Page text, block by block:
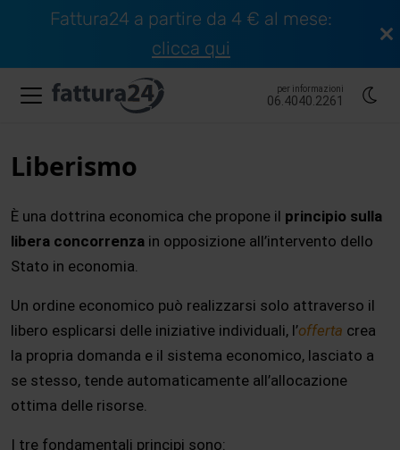
Fattura24 a partire da 4 € al mese:
clicca qui
per informazioni
06.4040.2261
Liberismo
È una dottrina economica che propone il principio sulla
libera concorrenza in opposizione all’intervento dello
Stato in economia.
Un ordine economico può realizzarsi solo attraverso il
libero esplicarsi delle iniziative individuali, l’offerta crea
la propria domanda e il sistema economico, lasciato a
se stesso, tende automaticamente all’allocazione
ottima delle risorse.
I tre fondamentali principi sono: